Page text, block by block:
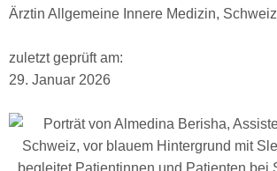
Ärztin Allgemeine Innere Medizin, Schweiz
zuletzt geprüft am:
29. Januar 2026